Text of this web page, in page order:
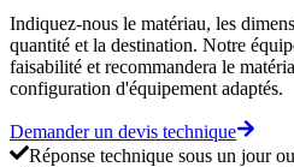
Indiquez-nous le matériau, les
quantité et la destination. Notre
faisabilité et recommandera le
configuration d'équipement adaptés.
Demander un devis technique
Réponse technique sous un jour